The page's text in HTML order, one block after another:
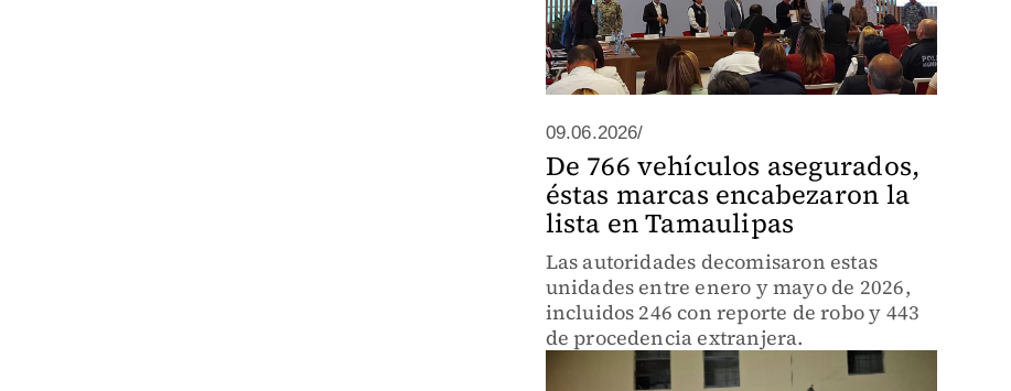
09.06.2026/
De 766 vehículos asegurados,
éstas marcas encabezaron la
lista en Tamaulipas
Las autoridades decomisaron estas
unidades entre enero y mayo de 2026,
incluidos 246 con reporte de robo y 443
de procedencia extranjera.